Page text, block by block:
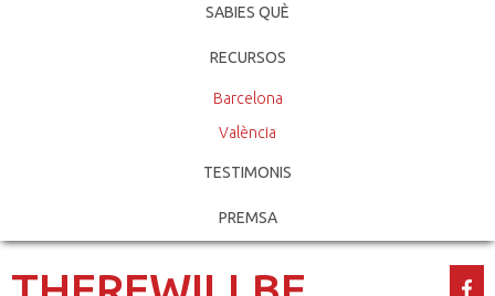
SABIES QUÈ
RECURSOS
Barcelona
València
TESTIMONIS
PREMSA